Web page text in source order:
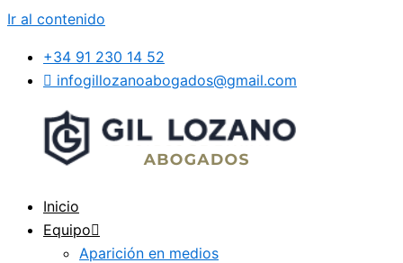
Ir al contenido
+34 91 230 14 52
infogillozanoabogados@gmail.com
Inicio
Equipo
Aparición en medios